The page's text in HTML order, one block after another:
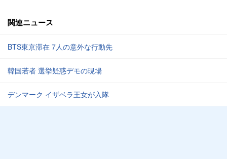
関連ニュース
BTS東京滞在 7人の意外な行動先
韓国若者 選挙疑惑デモの現場
デンマーク イザベラ王女が入隊